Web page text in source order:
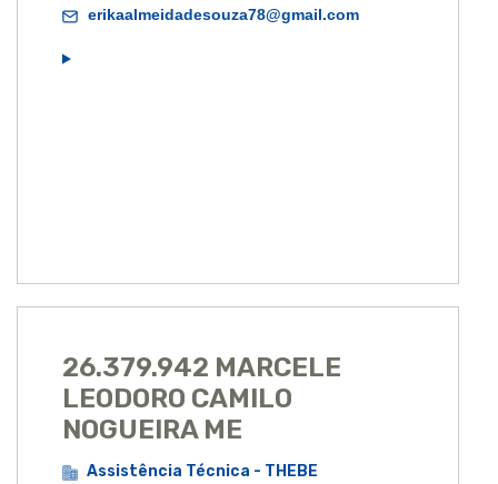
erikaalmeidadesouza78@gmail.com
26.379.942 MARCELE
LEODORO CAMILO
NOGUEIRA ME
Assistência Técnica - THEBE